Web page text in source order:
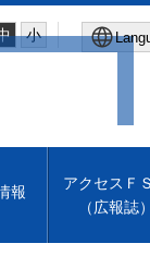
小
報
アクセスＦ
（広報誌）